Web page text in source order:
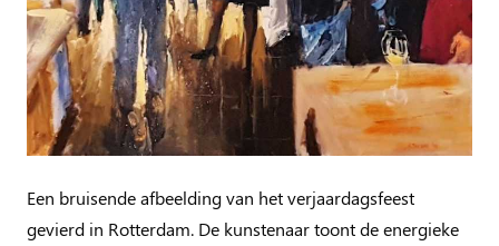
Een bruisende afbeelding van het verjaardagsfeest
gevierd in Rotterdam. De kunstenaar toont de energieke